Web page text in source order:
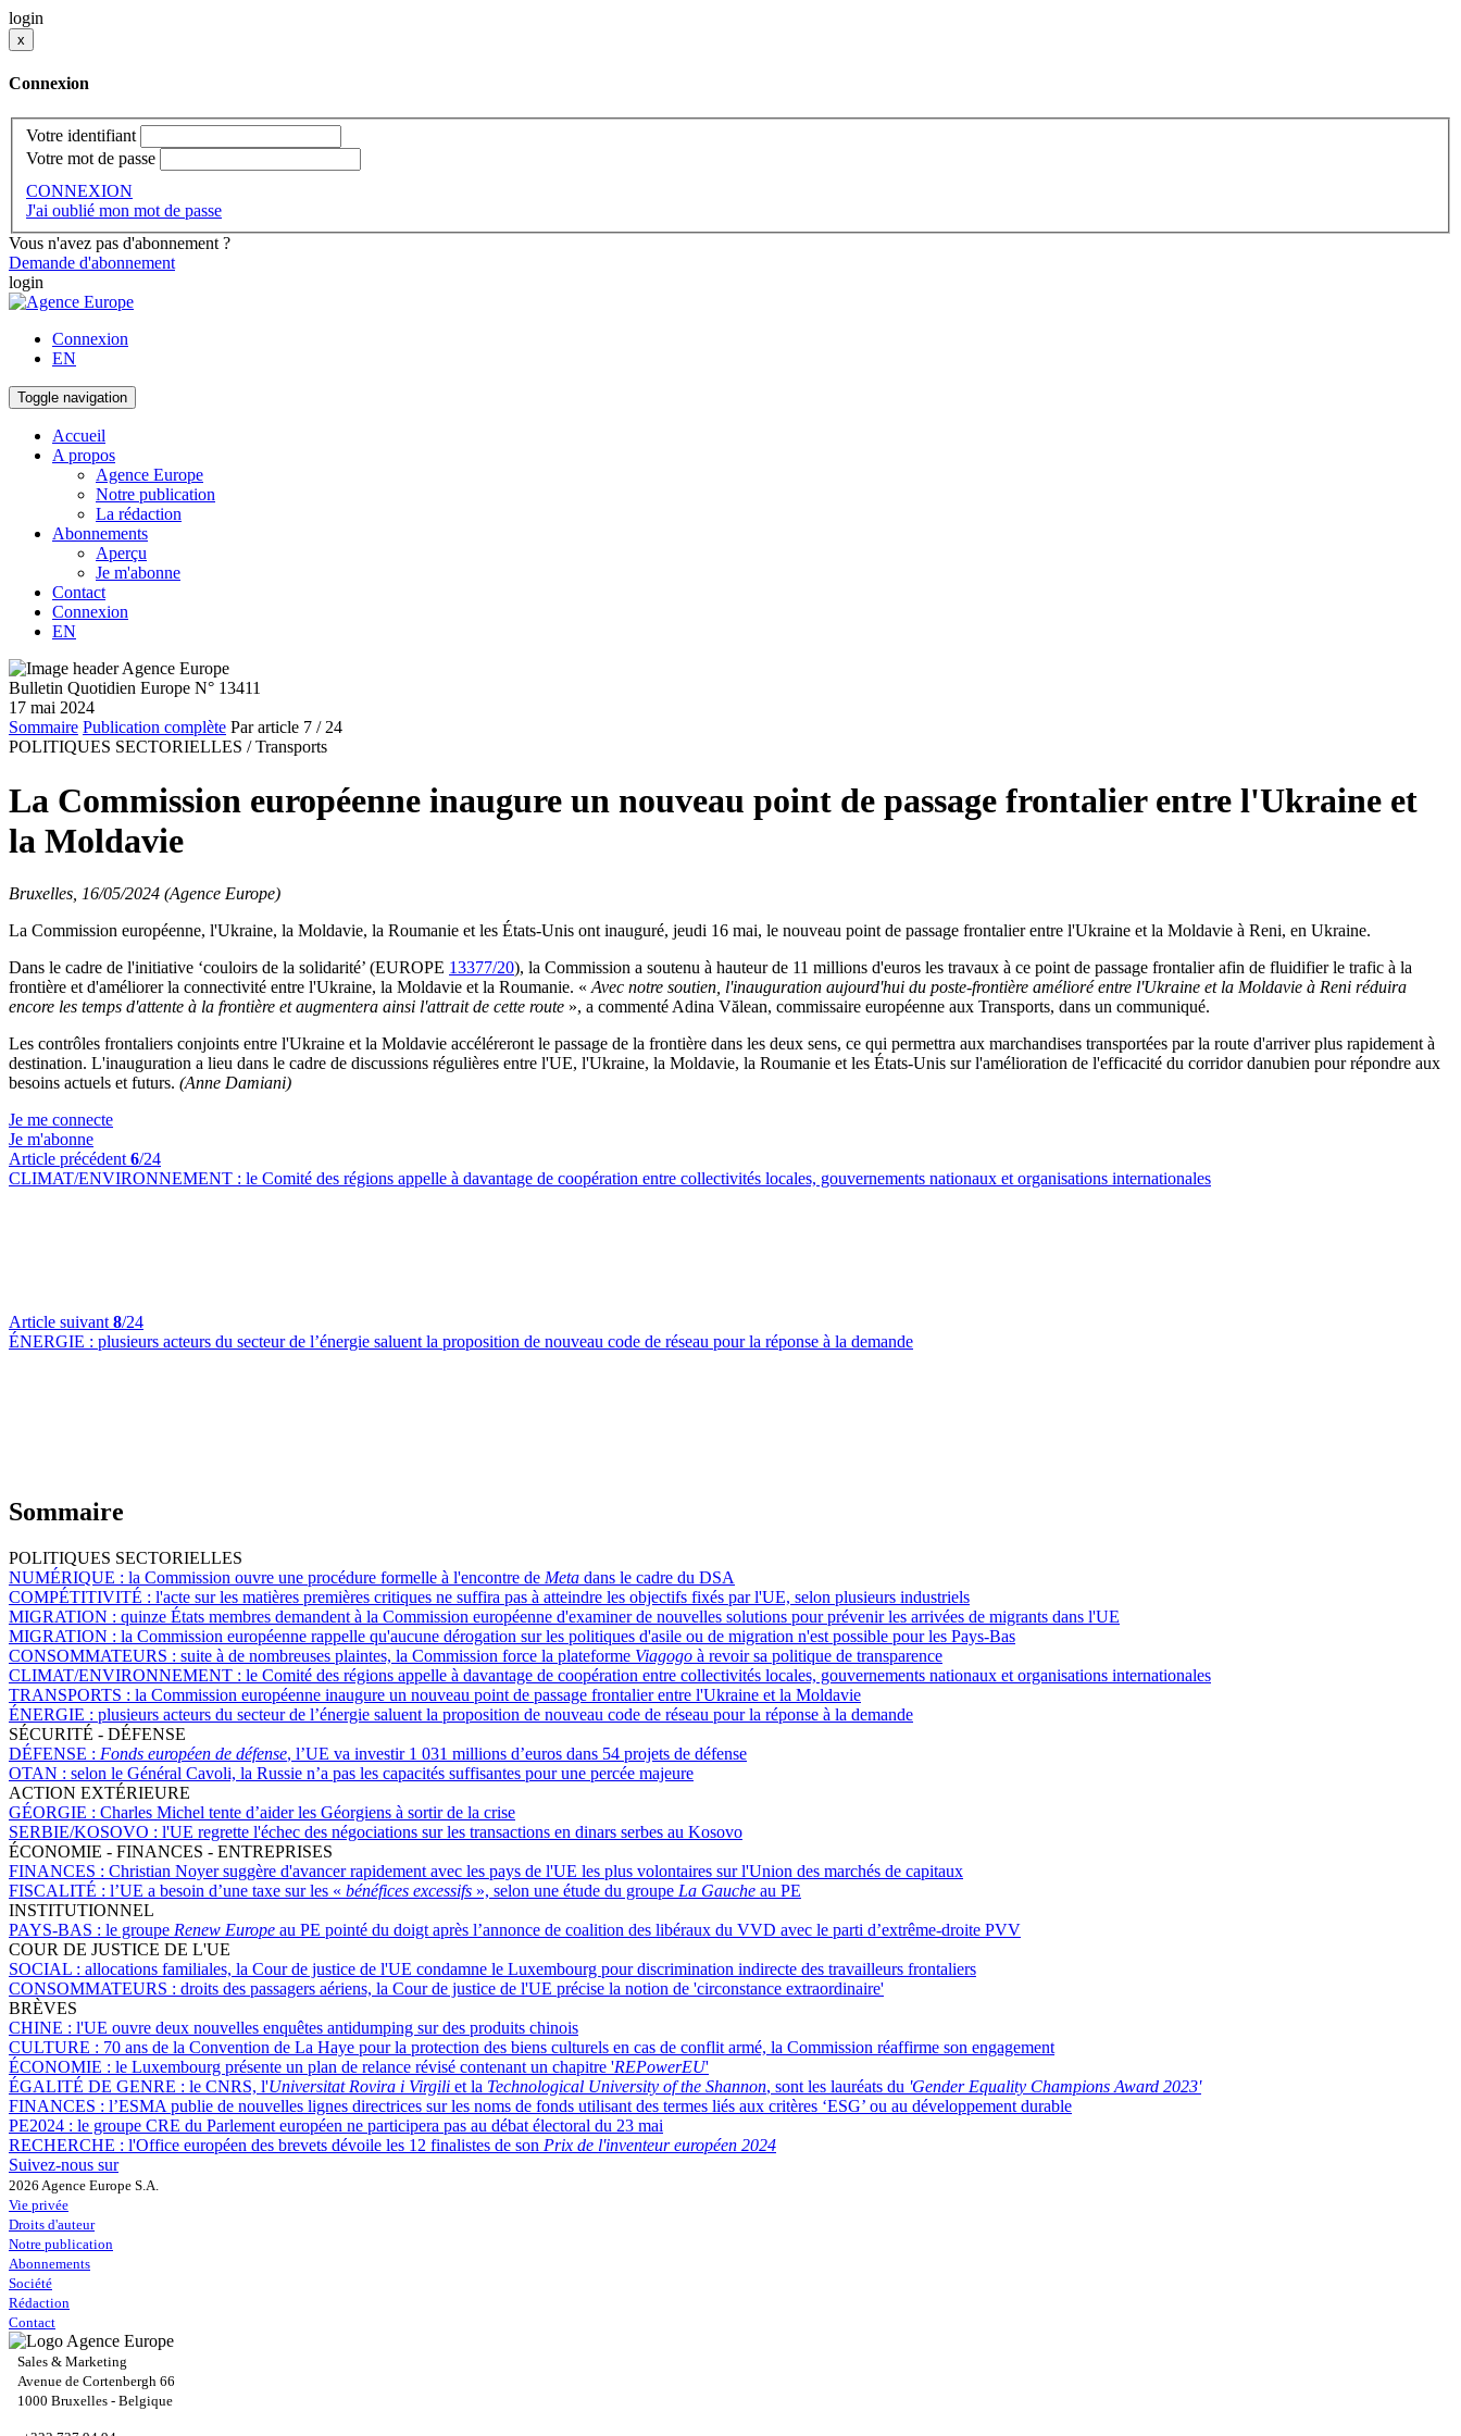
login
x
Connexion
Votre identifiant
Votre mot de passe
CONNEXION
J'ai oublié mon mot de passe
Vous n'avez pas d'abonnement ?
Demande d'abonnement
login
Connexion
EN
Toggle navigation
Accueil
A propos
Agence Europe
Notre publication
La rédaction
Abonnements
Aperçu
Je m'abonne
Contact
Connexion
EN
Bulletin Quotidien Europe N° 13411
17 mai 2024
Sommaire Publication complète Par article 7 / 24
POLITIQUES SECTORIELLES / Transports
La Commission européenne inaugure un nouveau point de passage frontalier entre l'Ukraine et
la Moldavie
Bruxelles, 16/05/2024 (Agence Europe)
La Commission européenne, l'Ukraine, la Moldavie, la Roumanie et les États-Unis ont inauguré, jeudi 16 mai, le nouveau point de passage frontalier entre l'Ukraine et la Moldavie à Reni, en Ukraine.
Dans le cadre de l'initiative ‘couloirs de la solidarité’ (EUROPE 13377/20), la Commission a soutenu à hauteur de 11 millions d'euros les travaux à ce point de passage frontalier afin de fluidifier le trafic à la
frontière et d'améliorer la connectivité entre l'Ukraine, la Moldavie et la Roumanie. « Avec notre soutien, l'inauguration aujourd'hui du poste-frontière amélioré entre l'Ukraine et la Moldavie à Reni réduira
encore les temps d'attente à la frontière et augmentera ainsi l'attrait de cette route », a commenté Adina Vălean, commissaire européenne aux Transports, dans un communiqué.
Les contrôles frontaliers conjoints entre l'Ukraine et la Moldavie accéléreront le passage de la frontière dans les deux sens, ce qui permettra aux marchandises transportées par la route d'arriver plus rapidement à
destination. L'inauguration a lieu dans le cadre de discussions régulières entre l'UE, l'Ukraine, la Moldavie, la Roumanie et les États-Unis sur l'amélioration de l'efficacité du corridor danubien pour répondre aux
besoins actuels et futurs. (Anne Damiani)
Je me connecte
Je m'abonne
Article précédent 6/24
CLIMAT/ENVIRONNEMENT : le Comité des régions appelle à davantage de coopération entre collectivités locales, gouvernements nationaux et organisations internationales
Article suivant 8/24
ÉNERGIE : plusieurs acteurs du secteur de l’énergie saluent la proposition de nouveau code de réseau pour la réponse à la demande
Sommaire
POLITIQUES SECTORIELLES
NUMÉRIQUE : la Commission ouvre une procédure formelle à l'encontre de Meta dans le cadre du DSA
COMPÉTITIVITÉ : l'acte sur les matières premières critiques ne suffira pas à atteindre les objectifs fixés par l'UE, selon plusieurs industriels
MIGRATION : quinze États membres demandent à la Commission européenne d'examiner de nouvelles solutions pour prévenir les arrivées de migrants dans l'UE
MIGRATION : la Commission européenne rappelle qu'aucune dérogation sur les politiques d'asile ou de migration n'est possible pour les Pays-Bas
CONSOMMATEURS : suite à de nombreuses plaintes, la Commission force la plateforme Viagogo à revoir sa politique de transparence
CLIMAT/ENVIRONNEMENT : le Comité des régions appelle à davantage de coopération entre collectivités locales, gouvernements nationaux et organisations internationales
TRANSPORTS : la Commission européenne inaugure un nouveau point de passage frontalier entre l'Ukraine et la Moldavie
ÉNERGIE : plusieurs acteurs du secteur de l’énergie saluent la proposition de nouveau code de réseau pour la réponse à la demande
SÉCURITÉ - DÉFENSE
DÉFENSE : Fonds européen de défense, l’UE va investir 1 031 millions d’euros dans 54 projets de défense
OTAN : selon le Général Cavoli, la Russie n’a pas les capacités suffisantes pour une percée majeure
ACTION EXTÉRIEURE
GÉORGIE : Charles Michel tente d’aider les Géorgiens à sortir de la crise
SERBIE/KOSOVO : l'UE regrette l'échec des négociations sur les transactions en dinars serbes au Kosovo
ÉCONOMIE - FINANCES - ENTREPRISES
FINANCES : Christian Noyer suggère d'avancer rapidement avec les pays de l'UE les plus volontaires sur l'Union des marchés de capitaux
FISCALITÉ : l’UE a besoin d’une taxe sur les « bénéfices excessifs », selon une étude du groupe La Gauche au PE
INSTITUTIONNEL
PAYS-BAS : le groupe Renew Europe au PE pointé du doigt après l’annonce de coalition des libéraux du VVD avec le parti d’extrême-droite PVV
COUR DE JUSTICE DE L'UE
SOCIAL : allocations familiales, la Cour de justice de l'UE condamne le Luxembourg pour discrimination indirecte des travailleurs frontaliers
CONSOMMATEURS : droits des passagers aériens, la Cour de justice de l'UE précise la notion de 'circonstance extraordinaire'
BRÈVES
CHINE : l'UE ouvre deux nouvelles enquêtes antidumping sur des produits chinois
CULTURE : 70 ans de la Convention de La Haye pour la protection des biens culturels en cas de conflit armé, la Commission réaffirme son engagement
ÉCONOMIE : le Luxembourg présente un plan de relance révisé contenant un chapitre 'REPowerEU'
ÉGALITÉ DE GENRE : le CNRS, l'Universitat Rovira i Virgili et la Technological University of the Shannon, sont les lauréats du 'Gender Equality Champions Award 2023'
FINANCES : l’ESMA publie de nouvelles lignes directrices sur les noms de fonds utilisant des termes liés aux critères ‘ESG’ ou au développement durable
PE2024 : le groupe CRE du Parlement européen ne participera pas au débat électoral du 23 mai
RECHERCHE : l'Office européen des brevets dévoile les 12 finalistes de son Prix de l'inventeur européen 2024
Suivez-nous sur
2026 Agence Europe S.A.
Vie privée
Droits d'auteur
Notre publication
Abonnements
Société
Rédaction
Contact
Sales & Marketing
Avenue de Cortenbergh 66
1000 Bruxelles - Belgique